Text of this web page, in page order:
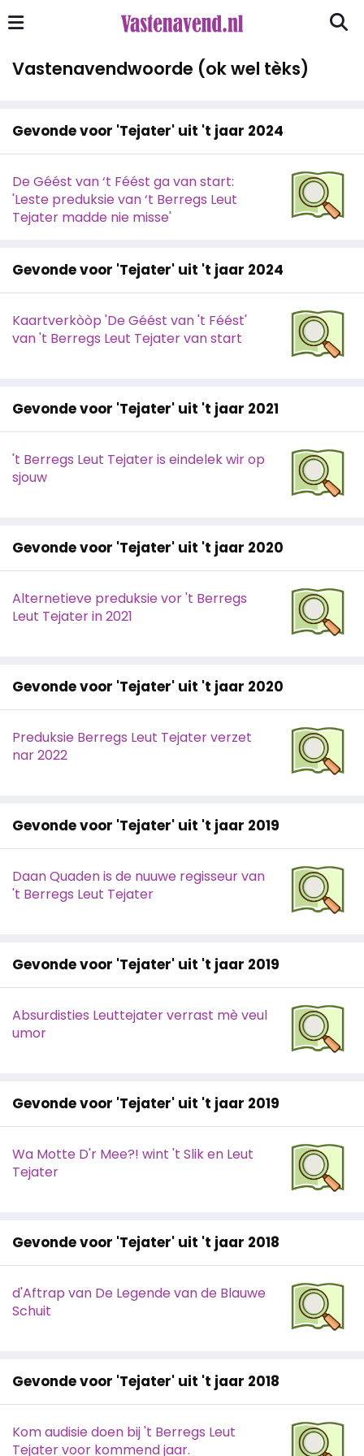
Vastenavendwoorde (ok wel tèks)
Gevonde voor 'Tejater' uit 't jaar 2024
De Géést van ‘t Féést ga van start:
'Leste preduksie van ‘t Berregs Leut
Tejater madde nie misse'
Gevonde voor 'Tejater' uit 't jaar 2024
Kaartverkòòp 'De Géést van 't Féést'
van 't Berregs Leut Tejater van start
Gevonde voor 'Tejater' uit 't jaar 2021
't Berregs Leut Tejater is eindelek wir op
sjouw
Gevonde voor 'Tejater' uit 't jaar 2020
Alternetieve preduksie vor 't Berregs
Leut Tejater in 2021
Gevonde voor 'Tejater' uit 't jaar 2020
Preduksie Berregs Leut Tejater verzet
nar 2022
Gevonde voor 'Tejater' uit 't jaar 2019
Daan Quaden is de nuuwe regisseur van
't Berregs Leut Tejater
Gevonde voor 'Tejater' uit 't jaar 2019
Absurdisties Leuttejater verrast mè veul
umor
Gevonde voor 'Tejater' uit 't jaar 2019
Wa Motte D'r Mee?! wint 't Slik en Leut
Tejater
Gevonde voor 'Tejater' uit 't jaar 2018
d'Aftrap van De Legende van de Blauwe
Schuit
Gevonde voor 'Tejater' uit 't jaar 2018
Kom audisie doen bij 't Berregs Leut
Tejater voor kommend jaar.